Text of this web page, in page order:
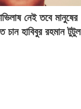
নেই তবে মানুষের
হাবিবুর রহমান টুটুল